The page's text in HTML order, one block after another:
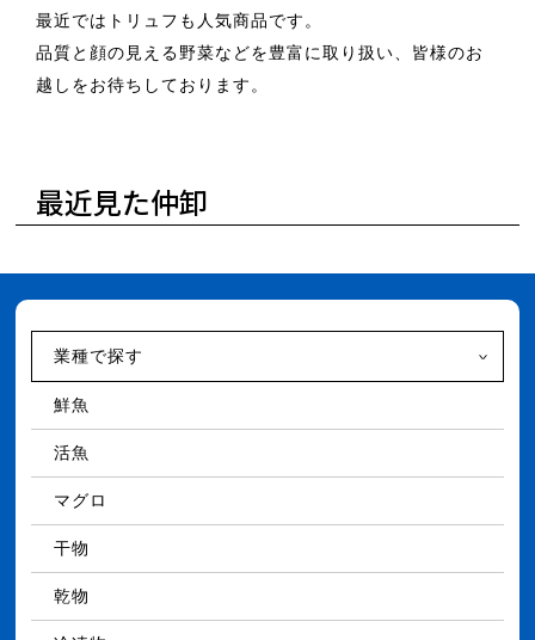
最近ではトリュフも人気商品です。
品質と顔の見える野菜などを豊富に取り扱い、皆様のお
越しをお待ちしております。
最近見た仲卸
業種で探す
鮮魚
活魚
マグロ
干物
乾物